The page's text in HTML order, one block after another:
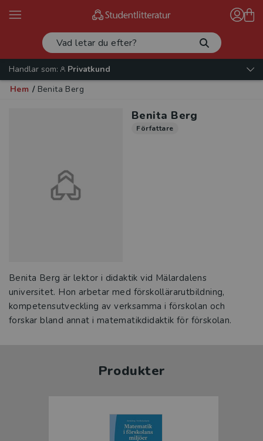
Handlar som:
Privatkund
Hem / Benita Berg
Benita Berg
Författare
Benita Berg är lektor i didaktik vid Mälardalens
universitet. Hon arbetar med förskollärarutbildning,
kompetensutveckling av verksamma i förskolan och
forskar bland annat i matematikdidaktik för förskolan.
Produkter